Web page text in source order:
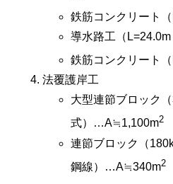
鉄筋コンクリート
導水路工（L=24.0m
鉄筋コンクリート
法覆護岸工
大型連節ブロック
式）…A≒1,100m2
連節ブロック（
鋼線）…A≒340m2